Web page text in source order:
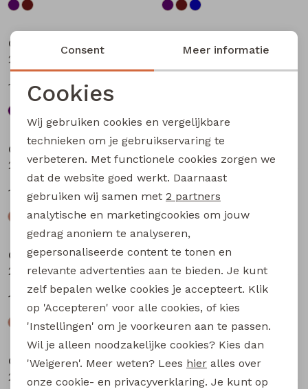
City Life
13,49
17,99
City Life
Sale
City Life
214289 W20030 dames T-shirt km Kit
14,99 19,99
City Life
14,99 19,99
City Life
214289 W20030 dames T-shirt km Marine
14,99
City Life
14,99
City Life
214290 W20011 dames T-shirt km Bruin
City Life
Noodzakelijke cookies
Analytische cookies
Marketing cookies
Consent Meer informatie
Cookies
Wij gebruiken cookies en vergelijkbare
technieken om je gebruikservaring te
verbeteren. Met functionele cookies zorgen we
dat de website goed werkt. Daarnaast
gebruiken wij samen met 2 partners
analytische en marketingcookies om jouw
gedrag anoniem te analyseren,
gepersonaliseerde content te tonen en
relevante advertenties aan te bieden. Je kunt
zelf bepalen welke cookies je accepteert. Klik
op 'Accepteren' voor alle cookies, of kies
'Instellingen' om je voorkeuren aan te passen.
Wil je alleen noodzakelijke cookies? Kies dan
'Weigeren'. Meer weten? Lees hier alles over
onze cookie- en privacyverklaring. Je kunt op